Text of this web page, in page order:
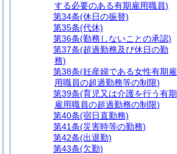
する必要のある有期雇用職員)
第34条(休日の振替)
第35条(代休)
第36条(勤務しないことの承認)
第37条(超過勤務及び休日の勤
務)
第38条(妊産婦である女性有期雇
用職員の超過勤務等の制限)
第39条(育児又は介護を行う有期
雇用職員の超過勤務の制限)
第40条(宿日直勤務)
第41条(災害時等の勤務)
第42条(出退勤)
第43条(欠勤)